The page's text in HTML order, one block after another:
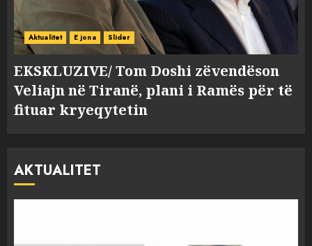
Aktualitet E jona Slider
EKSKLUZIVE/ Tom Doshi zëvendëson
Veliajn në Tiranë, plani i Ramës për të
fituar kryeqytetin
AKTUALITET